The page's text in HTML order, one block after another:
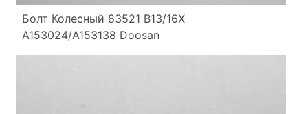
Болт Колесный 83521 B13/16X
A153024/A153138 Doosan